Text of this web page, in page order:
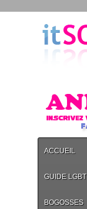
ACCUEIL
GUIDE LGBT
BOGOSSES